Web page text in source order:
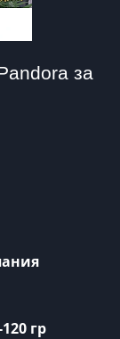
за
гр